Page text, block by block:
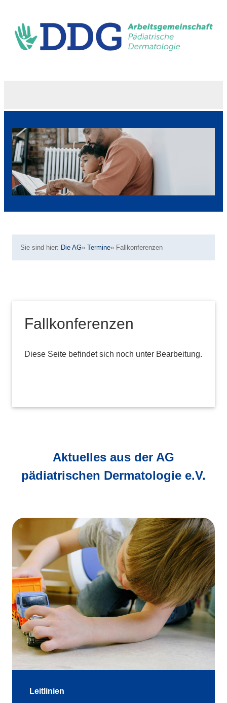
Sie sind hier: Die AG» Termine» Fallkonferenzen
Fallkonferenzen
Diese Seite befindet sich noch unter Bearbeitung.
Aktuelles aus der AG
pädiatrischen Dermatologie e.V.
Leitlinien